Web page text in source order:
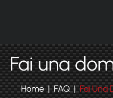
Fai una
Home FAQ Fai Una